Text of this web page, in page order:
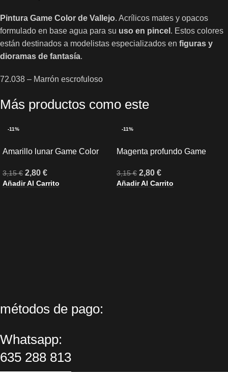
Pintura Game Color de Vallejo. Acrílicos mates y opacos
formulado en base agua para su uso en pincel . Estos colores
están destinados a modelistas especializados en figuras y
dioramas de fantasía.
72.038 – Marrón escrofuloso
Más productos como este
-11%
Amarillo lunar Game Color
3,15€ 2,80 €
Añadir Al Carrito
-11%
Magenta profundo Game
3,15€ 2,80 €
Añadir Al Carrito
métodos de pago:
Whatsapp:
635 288 813